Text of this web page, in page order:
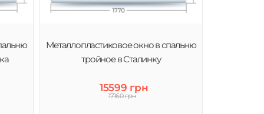
Металлопластиковое окно в спальню
тройное в Сталинку
15599 грн
17160 грн